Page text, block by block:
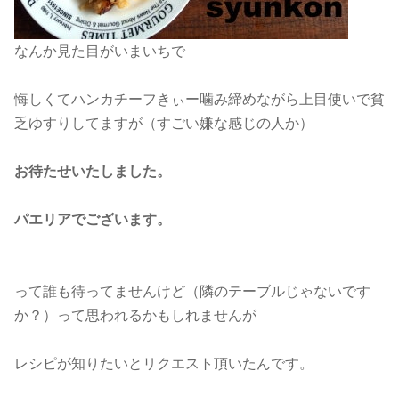
なんか見た目がいまいちで
悔しくてハンカチーフきぃー噛み締めながら上目使いで貧
乏ゆすりしてますが（すごい嫌な感じの人か）
お待たせいたしました。
パエリアでございます。
って誰も待ってませんけど（隣のテーブルじゃないです
か？）って思われるかもしれませんが
レシピが知りたいとリクエスト頂いたんです。